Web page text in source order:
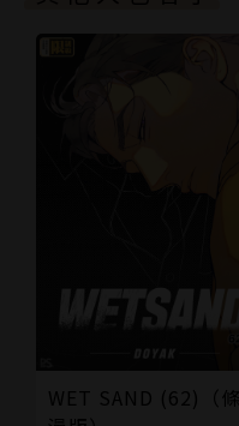
WET SAND (62)（條